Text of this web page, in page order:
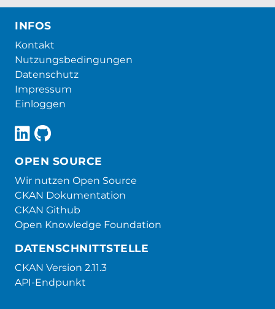
INFOS
Kontakt
Nutzungsbedingungen
Datenschutz
Impressum
Einloggen
OPEN SOURCE
Wir nutzen Open Source
CKAN Dokumentation
CKAN Github
Open Knowledge Foundation
DATENSCHNITTSTELLE
CKAN Version 2.11.3
API-Endpunkt